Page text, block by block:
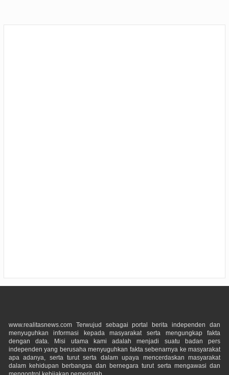
www.realitasnews.com Terwujud sebagai portal berita independen dan
menyuguhkan informasi kepada masyarakat serta mengungkap fakta
dengan data. Misi utama kami adalah menjadi suatu badan pers
independen yang berusaha menyuguhkan fakta sebenarnya ke masyarakat
apa adanya, serta turut serta dalam upaya mencerdaskan masyarakat
dalam kehidupan berbangsa dan bernegara turut serta mengawasi dan